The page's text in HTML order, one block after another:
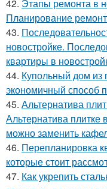
42. Этапы ремонта в
Планирование
43.
новостройке.
квартиры в
44. Купольный дом из
экономичный способ
45. Альтернатива
Альтернатива
можно заменить
46. Перепланировка
которые стоит
47. Как укрепить